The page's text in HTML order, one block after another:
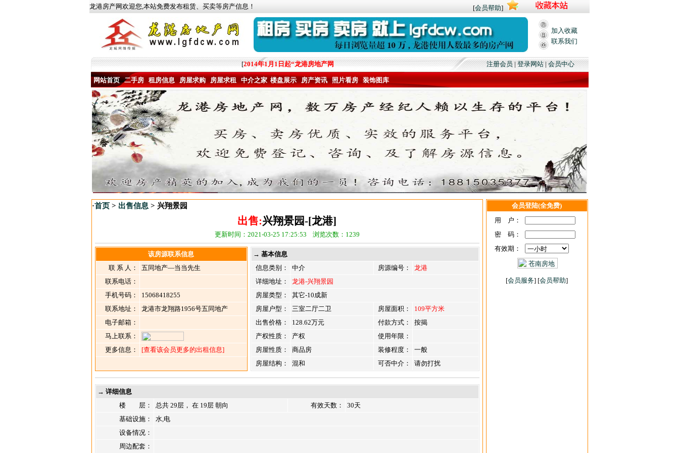
龙港房产网欢迎您,本站免费发布租赁、买卖等房产信息！ [会员帮助]
加入收藏
联系我们
[ 2014年1月1日起“龙港房地产网”（www.lgfdcw.com）更多的发布量，更多的刷新量，高级中介会员火热招募中，龙港房产网欢迎您,本站免费发布租赁
注册会员|登录网站|会员中心
网站首页 二手房 租房信息 房屋求购 房屋求租 中介之家 楼盘展示 房产资讯 照片看房 装饰图库
·首页> 出售信息 > 兴翔景园
出售:兴翔景园-[龙港]
更新时间：2021-03-25 17:25:53 浏览次数：1239
该房源联系信息
联 系 人：
五同地产—当当先生
联系电话：
手机号码：
15068418255
联系地址：
龙港市龙翔路1956号五同地产
电子邮箱：
马上联系：
更多信息：
[查看该会员更多的出租信息]
→ 基本信息
信息类别：
中介 房源编号：
龙港
详细地址：
龙港-兴翔景园
房屋类型：
其它-10成新
房屋户型：
三室二厅二卫 房屋面积：
109平方米
出售价格：
128.62万元 付款方式：
按揭
产权性质：
产权
使用年限：
房屋性质：
商品房 装修程度：
一般
房屋结构：
混和 可否中介： 请勿打扰
→ 详细信息
楼 层：
总共 29层， 在 19层 朝向 有效天数：
30天
基础设施：
水,电
设备情况：
周边配套：
会员登陆(全免费)
用 户：
密 码：
有效期：
[会员服务] [会员帮助]